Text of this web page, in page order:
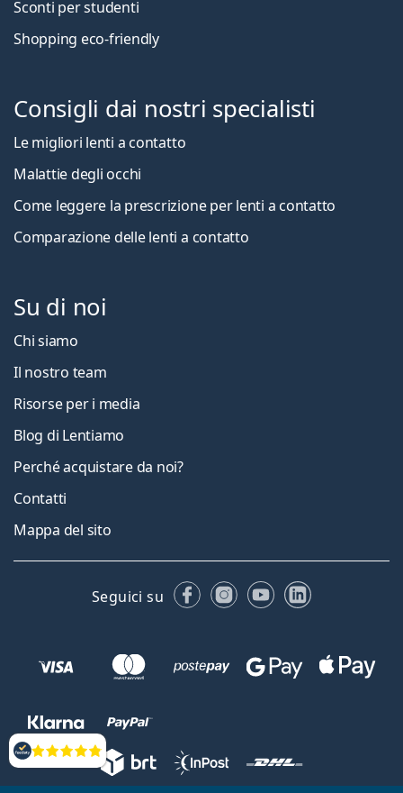
Valutazione
Sconti per studenti
Shopping eco-friendly
Consigli dai nostri specialisti
Le migliori lenti a contatto
Malattie degli occhi
Come leggere la prescrizione per lenti a contatto
Comparazione delle lenti a contatto
Su di noi
Chi siamo
Il nostro team
Risorse per i media
Blog di Lentiamo
Perché acquistare da noi?
Contatti
Mappa del sito
Seguici su FacebookInstagram
YouTubeLinkedIn